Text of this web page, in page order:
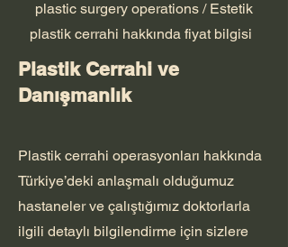
plastic surgery operations / Estetik
plastik cerrahi hakkında fiyat bilgisi ​
Plastik Cerrahi ve
Danışmanlık
Plastik cerrahi operasyonları hakkında
Türkiye’deki anlaşmalı olduğumuz
hastaneler ve çalıştığımız doktorlarla
ilgili detaylı bilgilendirme için sizlere